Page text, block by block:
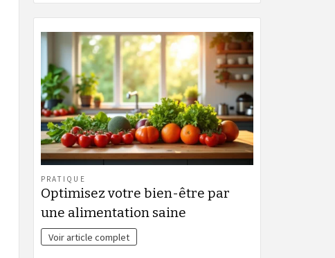
PRATIQUE
Optimisez votre bien-être par
une alimentation saine
Voir article complet